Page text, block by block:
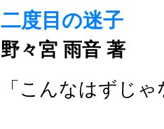
二度目の迷子
野々宮 雨音 著
「こんなはずじ